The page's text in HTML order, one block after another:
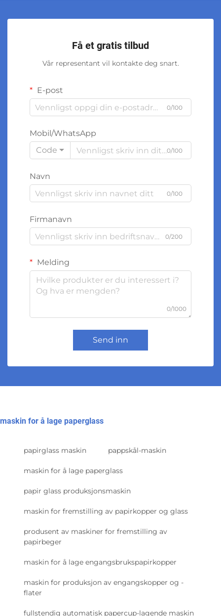
Få et gratis tilbud
Vår representant vil kontakte deg snart.
E-post
0/100
Mobil/WhatsApp
Code
0/100
Navn
0/100
Firmanavn
0/200
Melding
0/1000
Send inn
maskin for å lage paperglass
papirglass maskin pappskål-maskin
maskin for å lage paperglass
papir glass produksjonsmaskin
maskin for fremstilling av papirkopper og glass
produsent av maskiner for fremstilling av
papirbeger
maskin for å lage engangsbrukspapirkopper
maskin for produksjon av engangskopper og -
flater
fullstendig automatisk papercup-lagende maskin